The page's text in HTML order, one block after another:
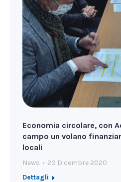
Economia circolare, con
campo un volano
locali
News
23 Dicembre 2020
Dettagli